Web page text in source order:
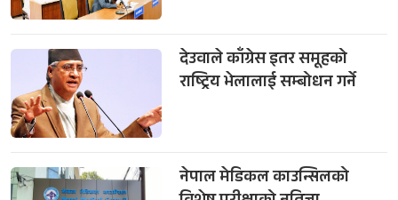
देउवाले काँग्रेस इतर समूहको
राष्ट्रिय भेलालाई सम्बोधन गर्ने
नेपाल मेडिकल काउन्सिलको